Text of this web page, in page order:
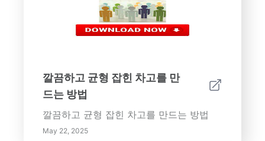
깔끔하고 균형 잡힌 차고를 만
드는 방법
깔끔하고 균형 잡힌 차고를 만드는 방법
May 22, 2025